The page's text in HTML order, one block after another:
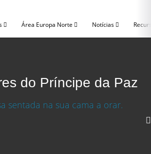
Área Europa Norte Notícias
do Príncipe da Paz